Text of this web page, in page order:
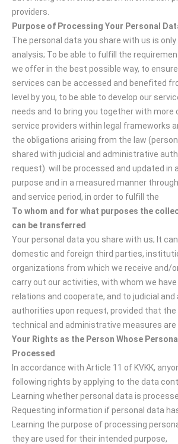
providers.
Purpose of Processing Your Personal
The personal data you share with us is
analysis; To be able to fulfill the
we offer in the best possible way, to
services can be accessed and benefited
level by you, to be able to develop our
needs and to bring you together with more
service providers within legal frameworks
the obligations arising from the law
shared with judicial and administrative
request). will be processed and updated in
purpose and in a measured manner
and service period, in order to fulfill the
To whom and for what purposes the
can be transferred
Your personal data you share with us; It
domestic and foreign third parties,
organizations from which we receive and/
carry out our activities, with whom we
relations and cooperate, and to judicial
authorities upon request, provided that
technical and administrative measures are
Your Rights as the Person Whose
Processed
In accordance with Article 11 of KVKK,
following rights by applying to the data
Learning whether personal data is
Requesting information if personal data
Learning the purpose of processing
they are used for their intended purpose,